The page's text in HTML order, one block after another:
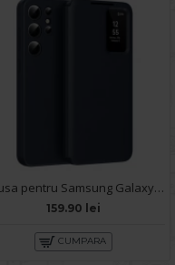
Husa pentru Samsung Galaxy S26 Ultra Smart S-View - Navi
159.90 lei
CUMPARA